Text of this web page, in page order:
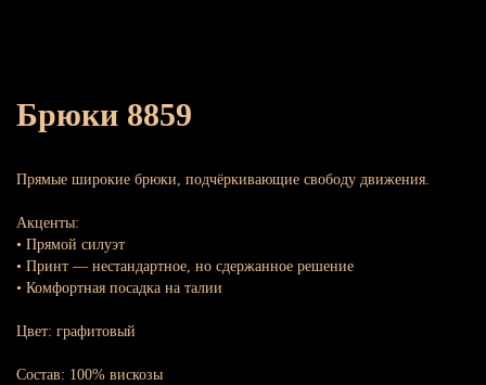
Брюки 8859
Прямые широкие брюки, подчёркивающие свободу движения.
Акценты:
• Прямой силуэт
• Принт — нестандартное, но сдержанное решение
• Комфортная посадка на талии
Цвет: графитовый
Состав: 100% вискозы